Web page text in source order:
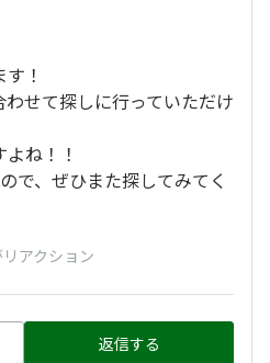
！
せて探しに行っていただけ
ね！！
で、ぜひまた探してみてく
リアクション
返信する